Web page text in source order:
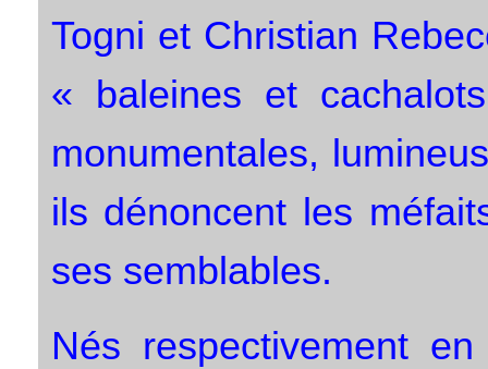
Togni et Christian
« baleines et
monumentales,
ils dénoncent les
ses semblables.
Nés respectivement